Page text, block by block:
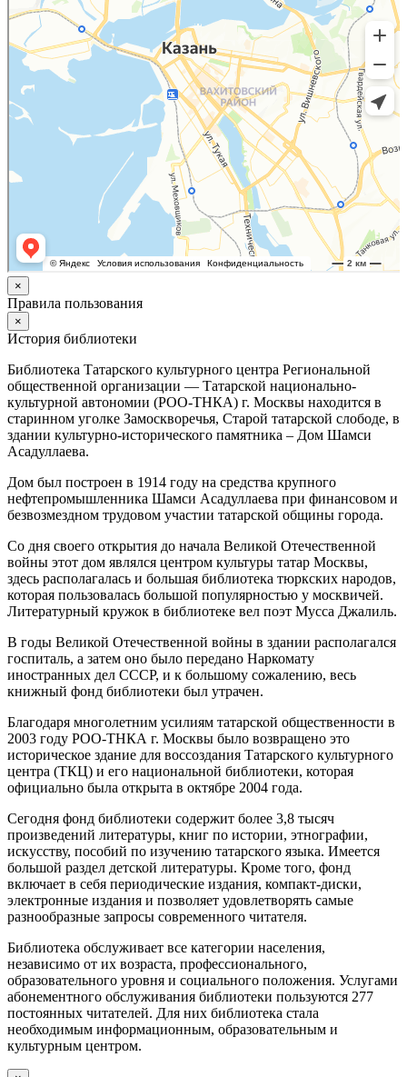
×
Правила пользования
×
История библиотеки
Библиотека Татарского культурного центра Региональной
общественной организации — Татарской национально-
культурной автономии (РОО-ТНКА) г. Москвы находится в
старинном уголке Замоскворечья, Старой татарской слободе, в
здании культурно-исторического памятника – Дом Шамси
Асадуллаева.
Дом был построен в 1914 году на средства крупного
нефтепромышленника Шамси Асадуллаева при финансовом и
безвозмездном трудовом участии татарской общины города.
Со дня своего открытия до начала Великой Отечественной
войны этот дом являлся центром культуры татар Москвы,
здесь располагалась и большая библиотека тюркских народов,
которая пользовалась большой популярностью у москвичей.
Литературный кружок в библиотеке вел поэт Мусса Джалиль.
В годы Великой Отечественной войны в здании располагался
госпиталь, а затем оно было передано Наркомату
иностранных дел СССР, и к большому сожалению, весь
книжный фонд библиотеки был утрачен.
Благодаря многолетним усилиям татарской общественности в
2003 году РОО-ТНКА г. Москвы было возвращено это
историческое здание для воссоздания Татарского культурного
центра (ТКЦ) и его национальной библиотеки, которая
официально была открыта в октябре 2004 года.
Сегодня фонд библиотеки содержит более 3,8 тысяч
произведений литературы, книг по истории, этнографии,
искусству, пособий по изучению татарского языка. Имеется
большой раздел детской литературы. Кроме того, фонд
включает в себя периодические издания, компакт-диски,
электронные издания и позволяет удовлетворять самые
разнообразные запросы современного читателя.
Библиотека обслуживает все категории населения,
независимо от их возраста, профессионального,
образовательного уровня и социального положения. Услугами
абонементного обслуживания библиотеки пользуются 277
постоянных читателей. Для них библиотека стала
необходимым информационным, образовательным и
культурным центром.